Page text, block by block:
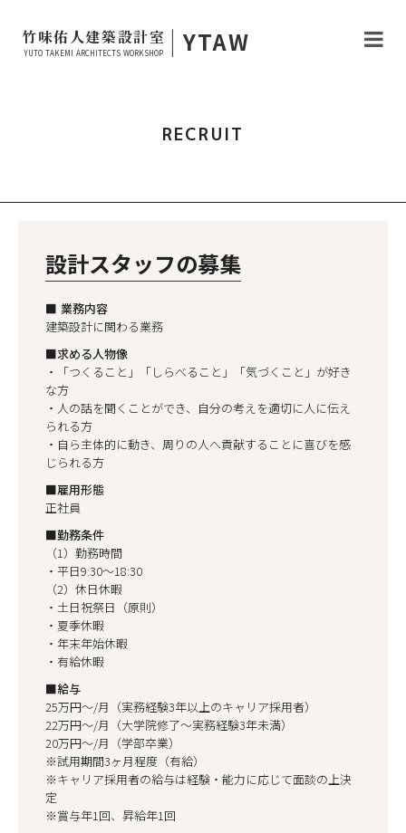
竹味佑人建築設計室
YUTO TAKEMI ARCHITECTS WORKSHOP | YTAW
RECRUIT
設計スタッフの募集
■ 業務内容
建築設計に関わる業務
■求める人物像
・「つくること」「しらべること」「気づくこと」が好き
な方
・人の話を聞くことができ、自分の考えを適切に人に伝え
られる方
・自ら主体的に動き、周りの人へ貢献することに喜びを感
じられる方
■雇用形態
正社員
■勤務条件
（1）勤務時間
・平日9:30〜18:30
（2）休日休暇
・土日祝祭日（原則）
・夏季休暇
・年末年始休暇
・有給休暇
■給与
25万円〜/月（実務経験3年以上のキャリア採用者）
22万円〜/月（大学院修了〜実務経験3年未満）
20万円〜/月（学部卒業）
※試用期間3ヶ月程度（有給）
※キャリア採用者の給与は経験・能力に応じて面談の上決
定
※賞与年1回、昇給年1回